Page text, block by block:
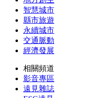
智慧城市
縣市旅遊
永續城市
交通脈動
經濟發展
相關頻道
影音專區
遠見雜誌